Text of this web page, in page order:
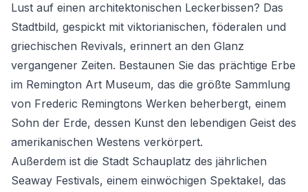
Lust auf einen architektonischen Leckerbissen? Das
Stadtbild, gespickt mit viktorianischen, föderalen und
griechischen Revivals, erinnert an den Glanz
vergangener Zeiten. Bestaunen Sie das prächtige Erbe
im Remington Art Museum, das die größte Sammlung
von Frederic Remingtons Werken beherbergt, einem
Sohn der Erde, dessen Kunst den lebendigen Geist des
amerikanischen Westens verkörpert.
Außerdem ist die Stadt Schauplatz des jährlichen
Seaway Festivals, einem einwöchigen Spektakel, das